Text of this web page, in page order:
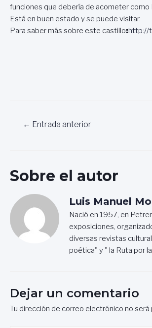
funciones que debería de acometer como
Está en buen estado y se puede visitar.
Para saber más sobre este castillo:http://
Navegación
entradas
← Entrada anterior
Sobre el autor
Luis Manuel Moll
Nació en 1957, en
exposiciones,
diversas revistas
poética" y " la Ruta por
Dejar un comentario
Tu dirección de correo electrónico no será